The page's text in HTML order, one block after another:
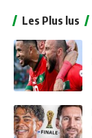
Les Plus lus